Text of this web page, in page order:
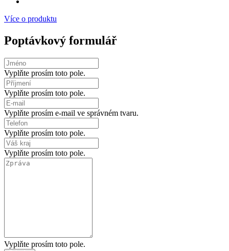
Více o produktu
Poptávkový formulář
Vyplňte prosím toto pole.
Vyplňte prosím toto pole.
Vyplňte prosím e-mail ve správném tvaru.
Vyplňte prosím toto pole.
Vyplňte prosím toto pole.
Vyplňte prosím toto pole.